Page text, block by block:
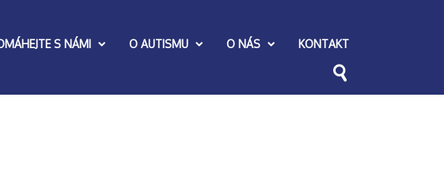
S NÁMI O AUTISMU O NÁS KONTAKT